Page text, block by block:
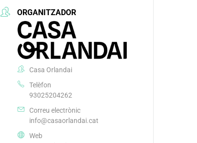
ORGANITZADOR
Casa Orlandai
Telèfon
93025204262
Correu electrònic
info@casaorlandai.cat
Web